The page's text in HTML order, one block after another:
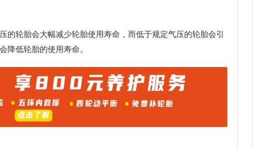
的轮胎会大幅减少轮胎使用寿命，而低于规定气压的轮胎会引
降低轮胎的使用寿命。